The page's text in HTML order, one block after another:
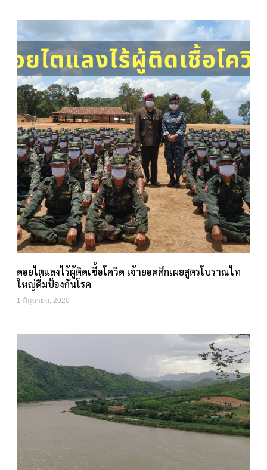
ดอยไตแลงไร้ผู้ติดเชื้อโควิด เจ้ายอดศึกเผยสูตรโบราณไท
ใหญ่ดื่มป้องกันโรค
1 มิถุนายน, 2020